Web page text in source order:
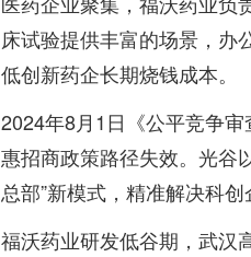
床试验提供丰富的场景，办
低创新药企长期烧钱成本。
2024年8月1日《公平竞争
惠招商政策路径失效。光谷
总部”新模式，精准解决科创
福沃药业研发低谷期，武汉